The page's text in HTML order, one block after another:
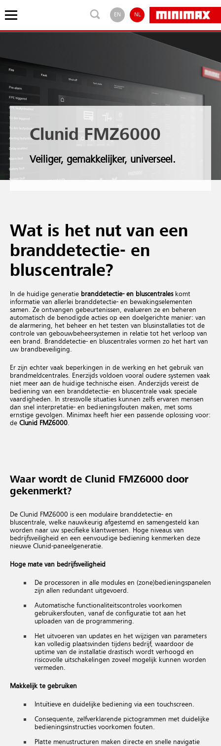
EN NL
Clunid FMZ6000
Veiliger, gemakkelijker, universeel.
Wat is het nut van een
branddetectie- en
bluscentrale?
In de huidige generatie branddetectie- en bluscentraleskomt
informatie van allerlei branddetectie- en bewakingselementen
samen. Ze ontvangen gebeurtenissen, evalueren ze en beheren
automatisch de benodigde acties op een doelgerichte manier: van
de alarmering, het beheer en het testen van blusinstallaties tot de
controle van gebouwbeheersystemen in relatie tot het verloop van
een brand. Branddetectie- en bluscentrales vormen zo het hart van
uw brandbeveiliging.
Er zijn echter vaak beperkingen in de werking en het gebruik van
brandmeldcentrales. Enerzijds voldoen vooral oudere systemen vaak
niet meer aan de huidige technische eisen. Anderzijds vereist de
bediening van een branddetectie- en bluscentrale vaak speciale
vaardigheden. In stressvolle situaties kunnen zelfs ervaren mensen
dan snel interpretatie- en bedieningsfouten maken, met soms
ernstige gevolgen. Minimax heeft hier een passende oplossing voor:
de Clunid FMZ6000
Waar wordt de Clunid FMZ6000 door
gekenmerkt?
De Clunid FMZ6000 is een modulaire branddetectie- en
bluscentrale, welke nauwkeurig afgestemd en samengesteld kan
worden naar uw specifieke klantwensen. Hoge niveaus van
bedrijfsveiligheid en een eenvoudige bediening kenmerken deze
nieuwe Clunid-paneelgeneratie.
Hoge mate van bedrijfsveiligheid
De processoren in alle modules en (zone)bedieningspanelen
zijn allen redundant uitgevoerd.
Automatische functionaliteitscontroles voorkomen
gebruikersfouten, vanaf de configuratie tot aan het
uploaden van de programmering.
Het uitvoeren van updates en het wijzigen van parameters
kan volledig plaatsvinden tijdens bedrijf, waardoor de
uptime van de installatie drastisch wordt verhoogd en
risicovolle uitschakelingen zoveel mogelijk kunnen worden
vermeden.
Makkelijk te gebruiken
Intuïtieve en duidelijke bediening via een touchscreen.
Consequente, zelfverklarende pictogrammen met duidelijke
bedieningsinstructies voorkomen fouten.
Platte menustructuren maken directe en snelle navigatie